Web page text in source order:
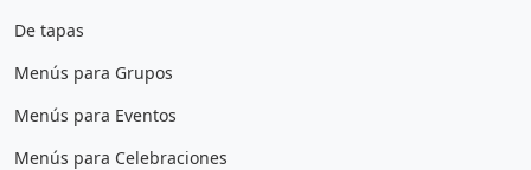
De tapas
Menús para Grupos
Menús para Eventos
Menús para Celebraciones